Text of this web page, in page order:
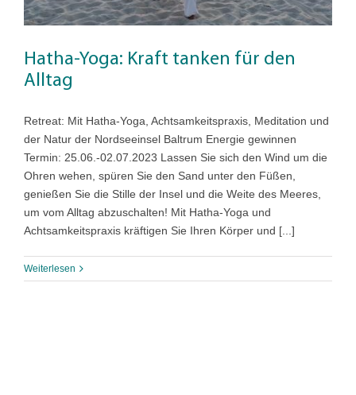
Hatha-Yoga: Kraft tanken für den
Alltag
Retreat: Mit Hatha-Yoga, Achtsamkeitspraxis, Meditation und
der Natur der Nordseeinsel Baltrum Energie gewinnen
Termin: 25.06.-02.07.2023 Lassen Sie sich den Wind um die
Ohren wehen, spüren Sie den Sand unter den Füßen,
genießen Sie die Stille der Insel und die Weite des Meeres,
um vom Alltag abzuschalten! Mit Hatha-Yoga und
Achtsamkeitspraxis kräftigen Sie Ihren Körper und [...]
Weiterlesen